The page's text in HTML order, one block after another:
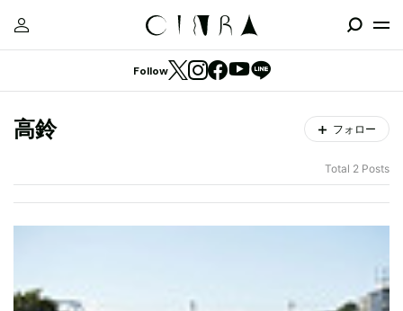
Follow
高鈴 フォロー
Total 2 Posts